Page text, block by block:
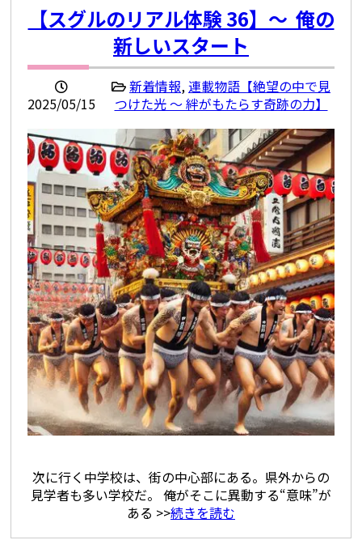
【スグルのリアル体験 36】〜 俺の
新しいスタート
2025/05/15
新着情報, 連載物語【絶望の中で見
つけた光 ～ 絆がもたらす奇跡の力】
次に行く中学校は、街の中心部にある。県外からの
見学者も多い学校だ。 俺がそこに異動する“意味”が
ある >>続きを読む